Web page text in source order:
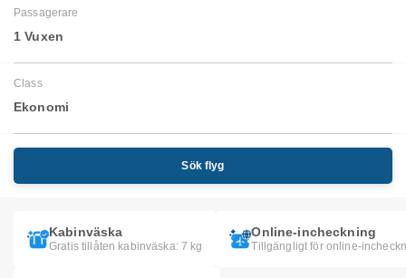
Passagerare
1 Vuxen
Class
Ekonomi
Sök flyg
Kabinväska
Gratis tillåten kabinväska: 7 kg
Online-incheckning
Tillgängligt för online-